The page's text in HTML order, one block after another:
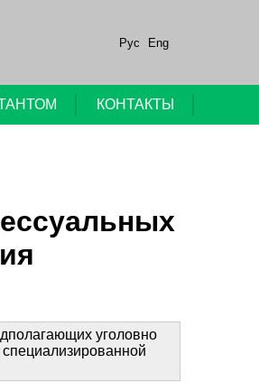
Рус Eng
КОНТАКТЫ
уголовно